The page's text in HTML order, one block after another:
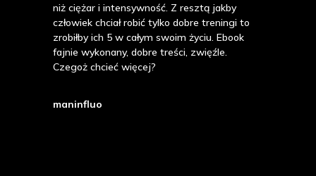
niż ciężar i intensywność. Z resztą jakby
człowiek chciał robić tylko dobre treningi to
zrobiłby ich 5 w całym swoim życiu. Ebook
fajnie wykonany, dobre treści, zwięźle.
Czegoż chcieć więcej?
maninfluo